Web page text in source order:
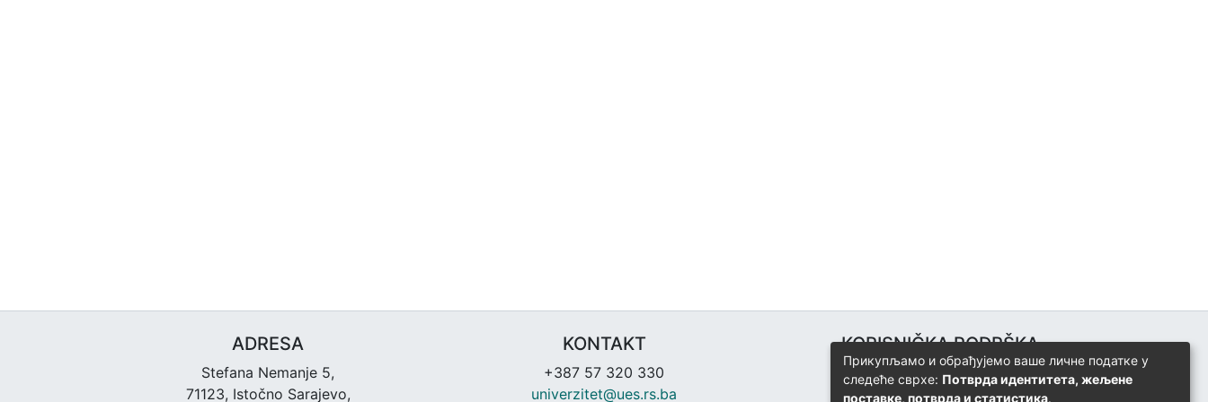
ADRESA
Stefana Nemanje 5,
71123, Istočno Sarajevo,
KONTAKT
+387 57 320 330
univerzitet@ues.rs.ba
KORISNIČKA PODRŠKA
Univerzitetski računarski centar
+387 57 320 140
Прикупљамо и обрађујемо ваше личне податке у
следеће сврхе: Потврда идентитета, жељене
поставке, потврда и статистика.